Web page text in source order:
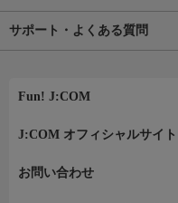
サポート・よくある質問
Fun! J:COM
J:COM オフィシャルサイト
お問い合わせ